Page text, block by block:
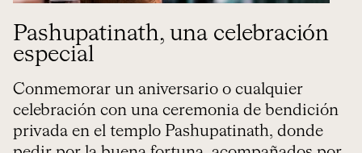
Pashupatinath, una celebración
especial
Conmemorar un aniversario o cualquier
celebración con una ceremonia de bendición
privada en el templo Pashupatinath, donde